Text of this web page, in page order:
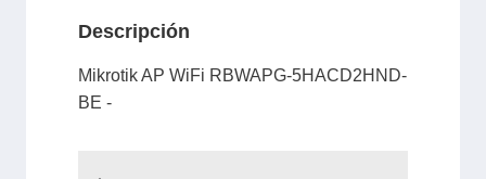
Descripción
Mikrotik AP WiFi RBWAPG-5HACD2HND-
BE -